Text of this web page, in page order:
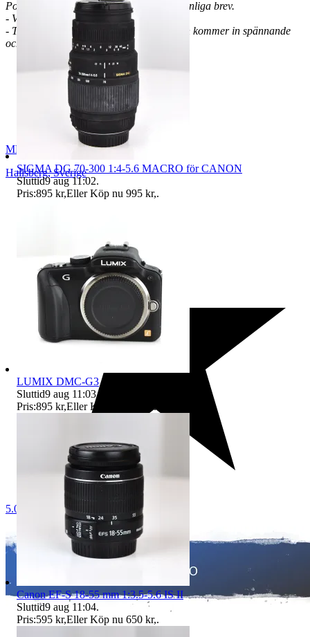
Postnord anges och då sker frakten via vanliga brev.
- VMB, Ej avdragbar moms
- Titta in då och då eftersom det hela tiden kommer in spännande
och nya fynd!
MBO2018
Hallsberg,Sverige
5.0
SIGMA DG 70-300 1:4-5.6 MACRO för CANON
Sluttid9 aug 11:02.
Pris:895 kr,Eller Köp nu 995 kr,.
LUMIX DMC-G3
Sluttid9 aug 11:03.
Pris:895 kr,Eller Köp nu 1 295 kr
Canon EF-S 18-55 mm 1:3.5-5.6 IS II
Sluttid9 aug 11:04.
Pris:595 kr,Eller Köp nu 650 kr,.